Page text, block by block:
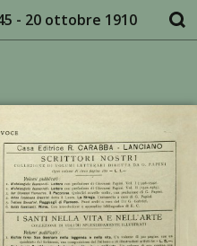
- 20 ottobre 1910